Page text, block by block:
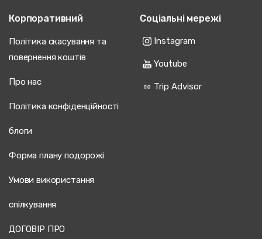
Корпоративний
Політика скасування та
повернення коштів
Про нас
Політика конфіденційності
блоги
Форма плану подорожі
Умови використання
спілкування
ДОГОВІР ПРО
Соціальні мережі
Instagram
Youtube
Trip Advisor